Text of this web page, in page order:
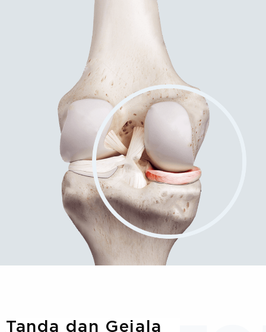
Tanda dan Gejala